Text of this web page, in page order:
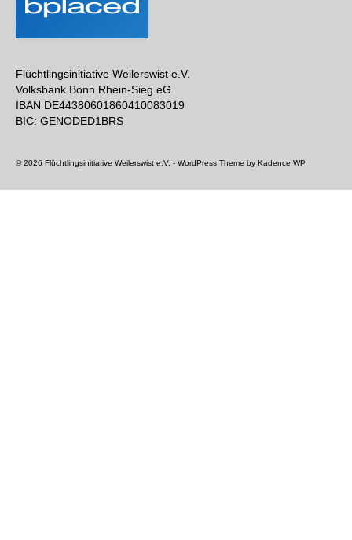
Flüchtlingsinitiative Weilerswist e.V.
Volksbank Bonn Rhein-Sieg eG
IBAN DE44380601860410083019
BIC: GENODED1BRS
© 2026 Flüchtlingsinitiative Weilerswist e.V. - WordPress Theme by Kadence WP